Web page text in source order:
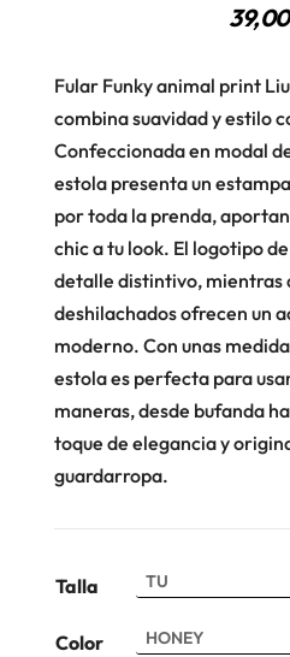
Fular Funky animal print
combina suavidad y estilo
Confeccionada en modal
estola presenta un
por toda la prenda,
chic a tu look. El logotipo
detalle distintivo, mientras
deshilachados ofrecen un
moderno. Con unas
estola es perfecta para
maneras, desde bufanda
toque de elegancia y
guardarropa.
Talla
Color